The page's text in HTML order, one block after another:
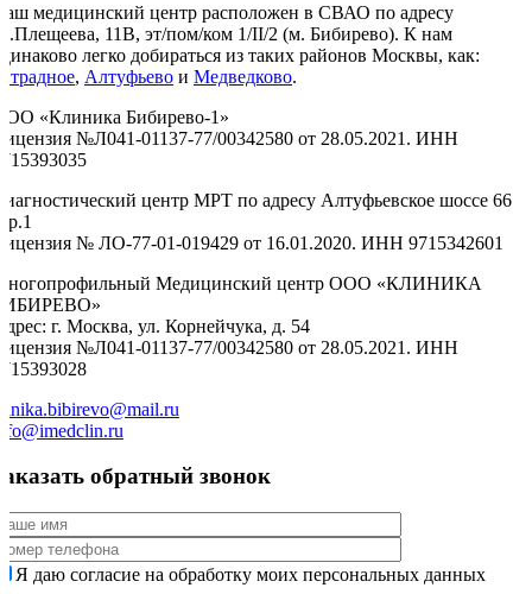
медицинский центр расположен в СВАО по адресу
11В, эт/пом/ком 1/II/2 (м. Бибирево). К нам
легко добираться из таких районов Москвы, как:
, Алтуфьево и Медведково.
«Клиника Бибирево-1»
№Л041-01137-77/00342580 от 28.05.2021. ИНН
центр МРТ по адресу Алтуфьевское шоссе 66
№ ЛО-77-01-019429 от 16.01.2020. ИНН 9715342601
Медицинский центр ООО «КЛИНИКА
г. Москва, ул. Корнейчука, д. 54
№Л041-01137-77/00342580 от 28.05.2021. ИНН
обратный звонок
Я даю согласие на обработку моих персональных данных